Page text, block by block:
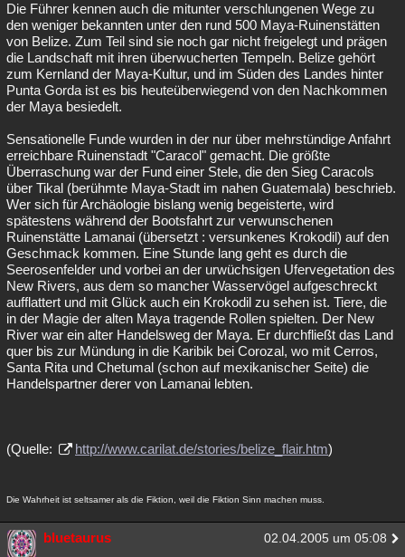
Die Führer kennen auch die mitunter verschlungenen Wege zu
den weniger bekannten unter den rund 500 Maya-Ruinenstätten
von Belize. Zum Teil sind sie noch gar nicht freigelegt und prägen
die Landschaft mit ihren überwucherten Tempeln. Belize gehört
zum Kernland der Maya-Kultur, und im Süden des Landes hinter
Punta Gorda ist es bis heuteüberwiegend von den Nachkommen
der Maya besiedelt.
Sensationelle Funde wurden in der nur über mehrstündige Anfahrt
erreichbare Ruinenstadt "Caracol" gemacht. Die größte
Überraschung war der Fund einer Stele, die den Sieg Caracols
über Tikal (berühmte Maya-Stadt im nahen Guatemala) beschrieb.
Wer sich für Archäologie bislang wenig begeisterte, wird
spätestens während der Bootsfahrt zur verwunschenen
Ruinenstätte Lamanai (übersetzt : versunkenes Krokodil) auf den
Geschmack kommen. Eine Stunde lang geht es durch die
Seerosenfelder und vorbei an der urwüchsigen Ufervegetation des
New Rivers, aus dem so mancher Wasservögel aufgeschreckt
aufflattert und mit Glück auch ein Krokodil zu sehen ist. Tiere, die
in der Magie der alten Maya tragende Rollen spielten. Der New
River war ein alter Handelsweg der Maya. Er durchfließt das Land
quer bis zur Mündung in die Karibik bei Corozal, wo mit Cerros,
Santa Rita und Chetumal (schon auf mexikanischer Seite) die
Handelspartner derer von Lamanai lebten.
(Quelle: http://www.carilat.de/stories/belize_flair.htm)
Die Wahrheit ist seltsamer als die Fiktion, weil die Fiktion Sinn machen muss.
bluetaurus 02.04.2005 um 05:08